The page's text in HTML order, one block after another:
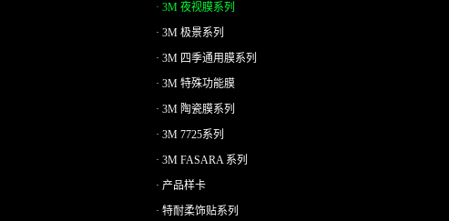
· 3M 夜视膜系列
· 3M 极景系列
· 3M 四季通用膜系列
· 3M 特殊功能膜
· 3M 陶瓷膜系列
· 3M 7725系列
· 3M FASARA 系列
· 产品样卡
· 特耐柔饰贴系列